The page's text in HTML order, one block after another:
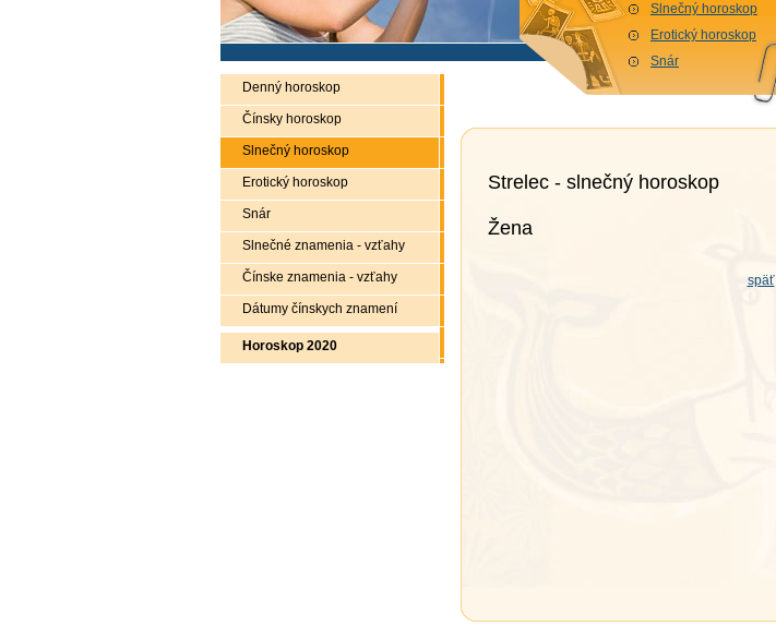
Slnečný horoskop
Erotický horoskop
Snár
Denný horoskop
Čínsky horoskop
Slnečný horoskop
Erotický horoskop
Snár
Slnečné znamenia - vzťahy
Čínske znamenia - vzťahy
Dátumy čínskych znamení
Horoskop 2020
Strelec - slnečný horoskop
Žena
späť